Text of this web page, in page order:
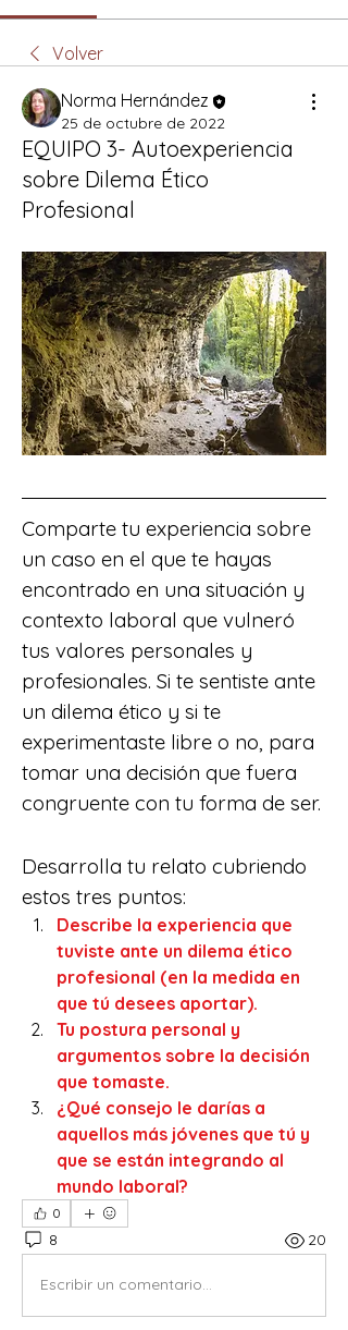
Volver
Norma Hernández
25 de octubre de 2022
EQUIPO 3- Autoexperiencia
sobre Dilema Ético
Profesional
Comparte tu experiencia sobre
un caso en el que te hayas
encontrado en una situación y
contexto laboral que vulneró
tus valores personales y
profesionales. Si te sentiste ante
un dilema ético y si te
experimentaste libre o no, para
tomar una decisión que fuera
congruente con tu forma de ser.
Desarrolla tu relato cubriendo
estos tres puntos:
Describe la experiencia que
tuviste ante un dilema ético
profesional (en la medida en
que tú desees aportar).
Tu postura personal y
argumentos sobre la decisión
que tomaste.
¿Qué consejo le darías a
aquellos más jóvenes que tú y
que se están integrando al
mundo laboral?
0
8 20
Escribir un comentario...